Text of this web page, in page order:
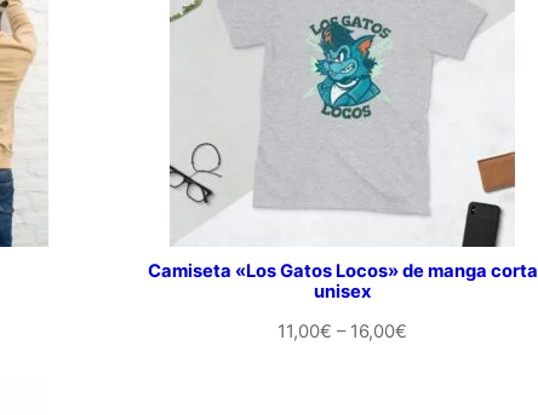
Camiseta «Los Gatos Locos» de manga corta
unisex
11,00€ – 16,00€